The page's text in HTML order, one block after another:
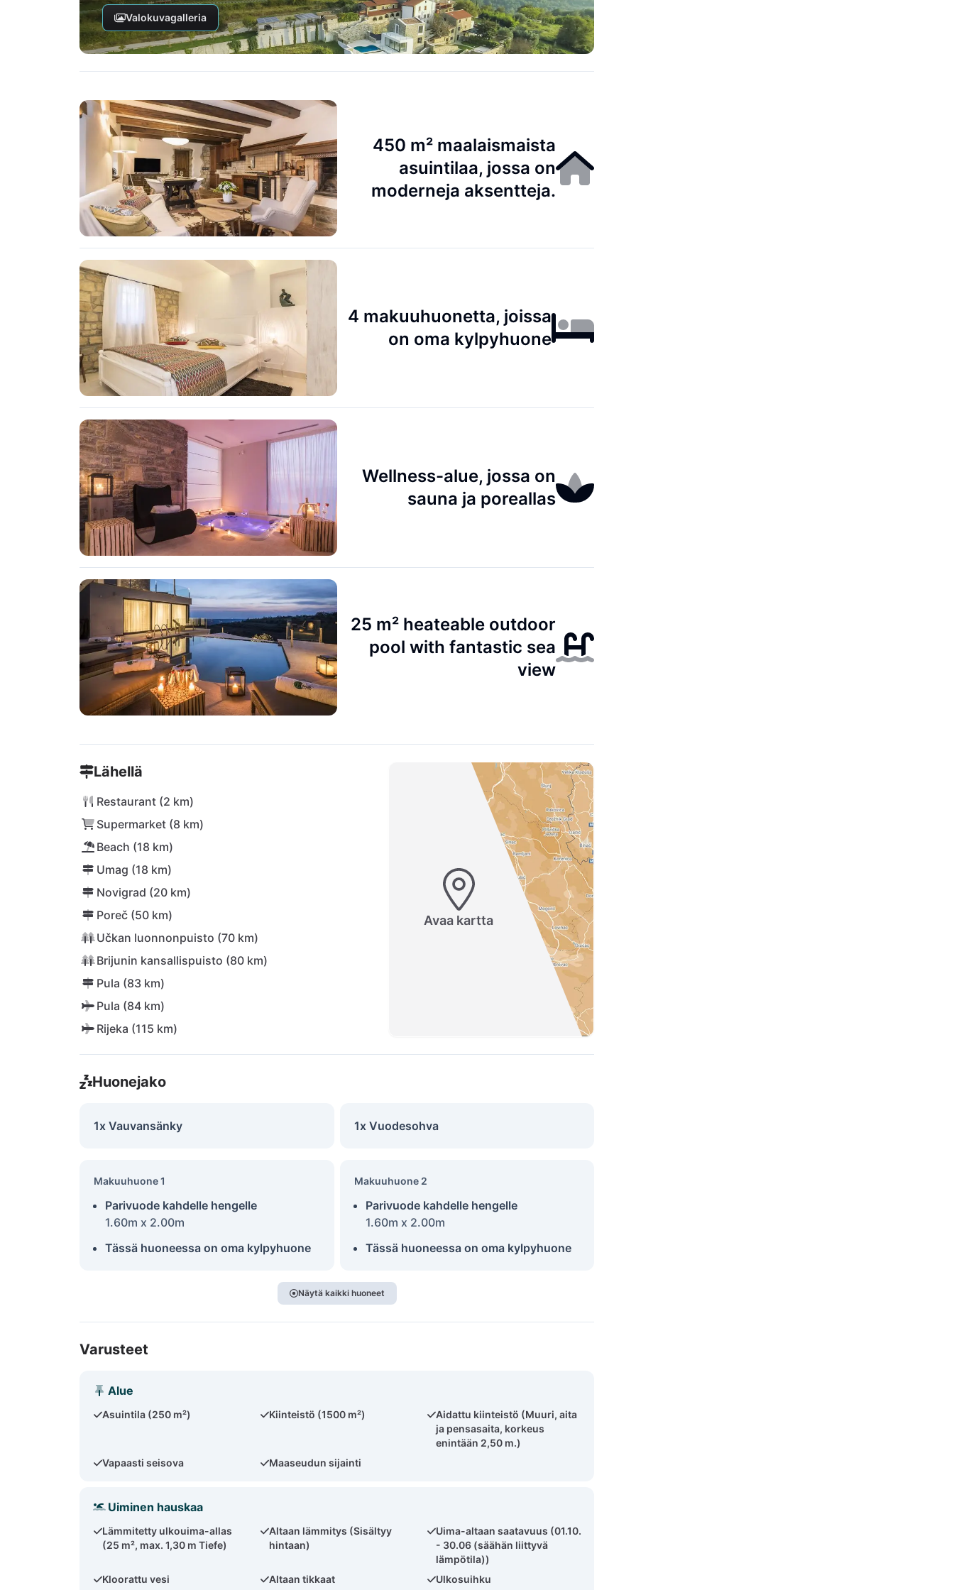
Valokuvagalleria
450 m² maalaismaista
asuintilaa, jossa on
moderneja aksentteja.
4 makuuhuonetta, joissa
on oma kylpyhuone
Wellness-alue, jossa on
sauna ja poreallas
25 m² heateable outdoor
pool with fantastic sea
view
Lähellä
Restaurant (2 km)
Supermarket (8 km)
Beach (18 km)
Umag (18 km)
Novigrad (20 km)
Poreč (50 km)
Učkan luonnonpuisto (70 km)
Brijunin kansallispuisto (80 km)
Pula (83 km)
Pula (84 km)
Rijeka (115 km)
Avaa kartta
Huonejako
1x Vauvansänky 1x Vuodesohva
Makuuhuone 1
Parivuode kahdelle hengelle
1.60m x 2.00m
Tässä huoneessa on oma kylpyhuone
Makuuhuone 2
Parivuode kahdelle hengelle
1.60m x 2.00m
Tässä huoneessa on oma kylpyhuone
Näytä kaikki huoneet
Varusteet
Alue
Asuintila (250 m²) Kiinteistö (1500 m²)
Aidattu kiinteistö (Muuri, aita
ja pensasaita, korkeus
enintään 2,50 m.)
Vapaasti seisova
Maaseudun sijainti
Uiminen hauskaa
Lämmitetty ulkouima-allas
(25 m², max. 1,30 m Tiefe)
Altaan lämmitys (Sisältyy
hintaan)
Uima-altaan saatavuus (01.10.
- 30.06 (säähän liittyvä
lämpötila))
Kloorattu vesi
Altaan tikkaat Ulkosuihku